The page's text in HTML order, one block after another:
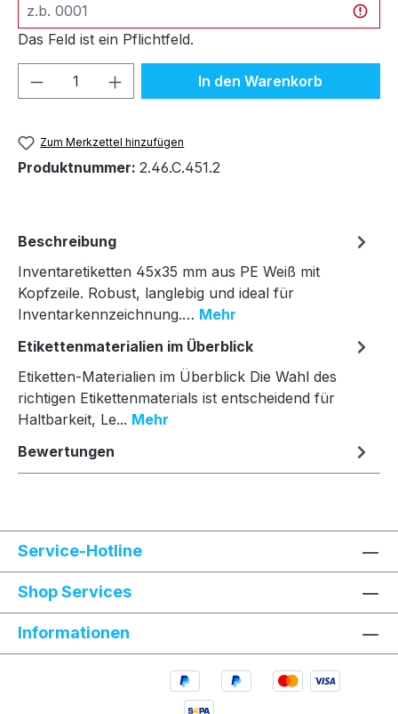
Das Feld ist ein Pflichtfeld.
Produkt Anzahl: Gib denIn den Warenkorb
Zum Merkzettel hinzufügen
Produktnummer: 2.46.C.451.2
Beschreibung
Inventaretiketten 45x35 mm aus PE Weiß mit
Kopfzeile. Robust, langlebig und ideal für
Inventarkennzeichnung.… Mehr
Etikettenmaterialien im Überblick
Etiketten-Materialien im Überblick Die Wahl des
richtigen Etikettenmaterials ist entscheidend für
Haltbarkeit, Le... Mehr
Bewertungen
Service-Hotline
Shop Services
Informationen